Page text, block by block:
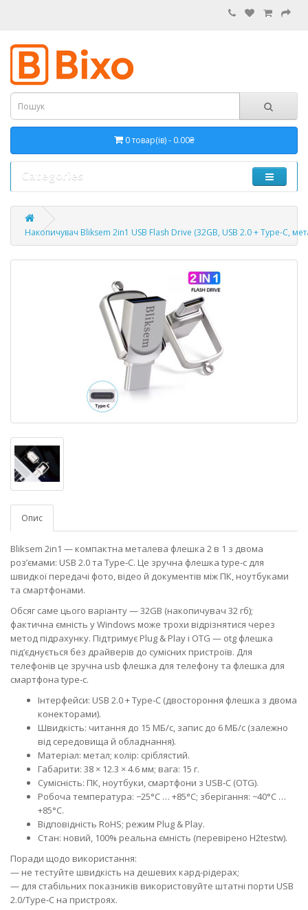
0 товар(ів) - 0.00₴
Categories
Накопичувач Bliksem 2in1 USB Flash Drive (32GB, USB 2.0 + Type-C,
Опис
Bliksem 2in1 — компактна металева флешка 2 в 1 з двома
роз’ємами: USB 2.0 та Type‑C. Це зручна флешка type-c для
швидкої передачі фото, відео й документів між ПК, ноутбуками
та смартфонами.
Обсяг саме цього варіанту — 32GB (накопичувач 32 гб);
фактична ємність у Windows може трохи відрізнятися через
метод підрахунку. Підтримує Plug & Play і OTG — otg флешка
під’єднується без драйверів до сумісних пристроїв. Для
телефонів це зручна usb флешка для телефону та флешка для
смартфона type-c.
Інтерфейси: USB 2.0 + Type‑C (двостороння флешка з двома
конекторами).
Швидкість: читання до 15 МБ/с, запис до 6 МБ/с (залежно
від середовища й обладнання).
Матеріал: метал; колір: сріблястий.
Габарити: 38 × 12.3 × 4.6 мм; вага: 15 г.
Сумісність: ПК, ноутбуки, смартфони з USB‑C (OTG).
Робоча температура: −25°C … +85°C; зберігання: −40°C …
+85°C.
Відповідність RoHS; режим Plug & Play.
Стан: новий, 100% реальна ємність (перевірено H2testw).
Поради щодо використання:
— не тестуйте швидкість на дешевих кард-рідерах;
— для стабільних показників використовуйте штатні порти USB
2.0/Type‑C на пристроях.